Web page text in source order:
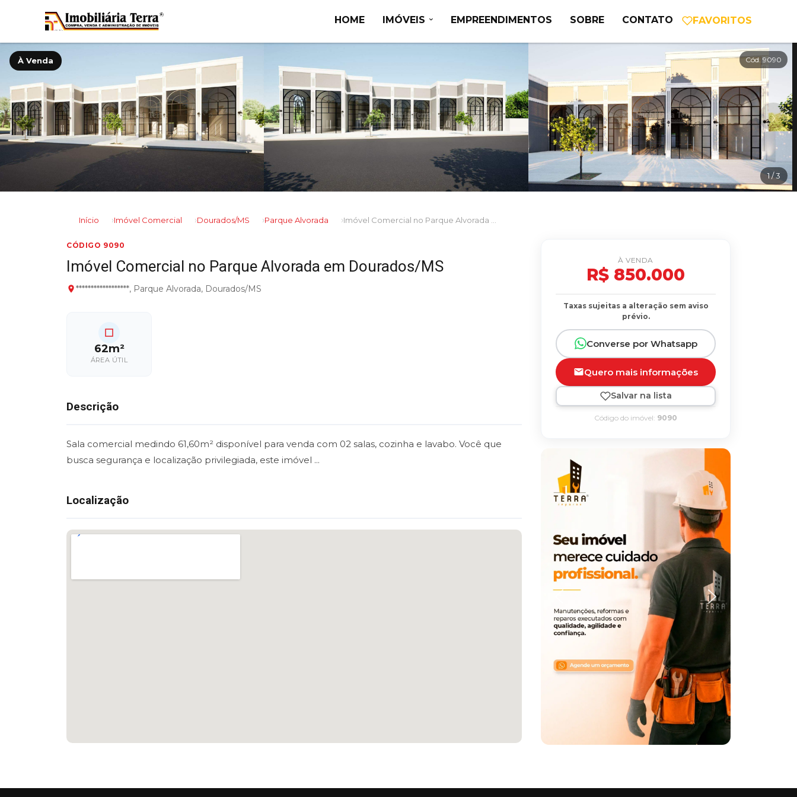
HOME IMÓVEIS EMPREENDIMENTOS SOBRE CONTATO FAVORITOS
À Venda Cód. 9090
‹ ›
1/ 3
Início Imóvel Comercial Dourados/MS Parque Alvorada
CÓDIGO 9090
Imóvel Comercial no Parque Alvorada em Dourados/MS
******************, Parque Alvorada, Dourados/MS
62m²
ÁREA ÚTIL
Descrição
Sala comercial medindo 61,60m² disponível para venda com 02 salas, cozinha e lavabo. Você que
busca segurança e localização privilegiada, este imóvel ...
Localização
À VENDA
R$ 850.000
Taxas sujeitas a alteração sem aviso
prévio.
Converse por Whatsapp
Quero mais informações
Salvar na lista
Código do imóvel: 9090